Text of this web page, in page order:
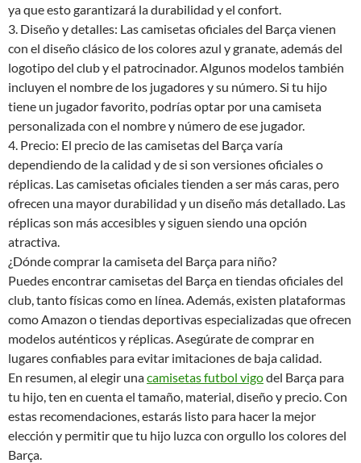
ya que esto garantizará la durabilidad y el confort.
3. Diseño y detalles: Las camisetas oficiales del Barça vienen
con el diseño clásico de los colores azul y granate, además del
logotipo del club y el patrocinador. Algunos modelos también
incluyen el nombre de los jugadores y su número. Si tu hijo
tiene un jugador favorito, podrías optar por una camiseta
personalizada con el nombre y número de ese jugador.
4. Precio: El precio de las camisetas del Barça varía
dependiendo de la calidad y de si son versiones oficiales o
réplicas. Las camisetas oficiales tienden a ser más caras, pero
ofrecen una mayor durabilidad y un diseño más detallado. Las
réplicas son más accesibles y siguen siendo una opción
atractiva.
¿Dónde comprar la camiseta del Barça para niño?
Puedes encontrar camisetas del Barça en tiendas oficiales del
club, tanto físicas como en línea. Además, existen plataformas
como Amazon o tiendas deportivas especializadas que ofrecen
modelos auténticos y réplicas. Asegúrate de comprar en
lugares confiables para evitar imitaciones de baja calidad.
En resumen, al elegir unacamisetas futbol vigodel Barça para
tu hijo, ten en cuenta el tamaño, material, diseño y precio. Con
estas recomendaciones, estarás listo para hacer la mejor
elección y permitir que tu hijo luzca con orgullo los colores del
Barça.